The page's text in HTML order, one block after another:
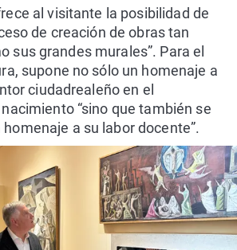
al visitante la posibilidad de
de creación de obras tan
sus grandes murales”. Para el
supone no sólo un homenaje a
ciudadrealeño en el
“sino que también se
a su labor docente”.